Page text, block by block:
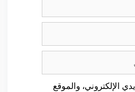
الإلكتروني، والموقع